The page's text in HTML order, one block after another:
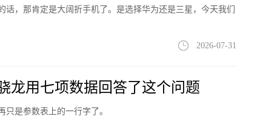
话，那肯定是大阔折手机了。是选择华为还是三星，今天我们
2026-07-31
龙用七项数据回答了这个问题
是参数表上的一行字了。